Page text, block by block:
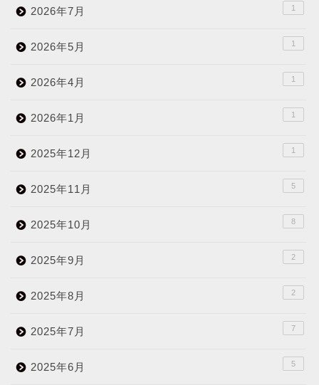
2026年7月 1
2026年5月 1
2026年4月 1
2026年1月 1
2025年12月 1
2025年11月 5
2025年10月 8
2025年9月 2
2025年8月 2
2025年7月 7
2025年6月 5